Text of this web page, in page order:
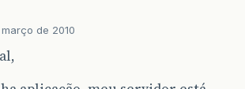
de 2010